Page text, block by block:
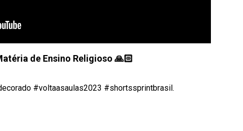
de Ensino Religioso 🙏🏻
#voltaasaulas2023 #shortssprintbrasil.